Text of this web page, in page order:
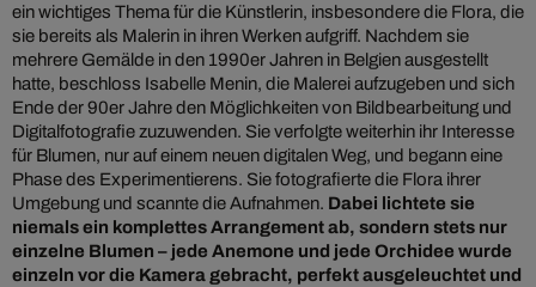
ein wichtiges Thema für die Künstlerin, insbesondere die Flora, die
sie bereits als Malerin in ihren Werken aufgriff. Nachdem sie
mehrere Gemälde in den 1990er Jahren in Belgien ausgestellt
hatte, beschloss Isabelle Menin, die Malerei aufzugeben und sich
Ende der 90er Jahre den Möglichkeiten von Bildbearbeitung und
Digitalfotografie zuzuwenden. Sie verfolgte weiterhin ihr Interesse
für Blumen, nur auf einem neuen digitalen Weg, und begann eine
Phase des Experimentierens. Sie fotografierte die Flora ihrer
Umgebung und scannte die Aufnahmen. Dabei lichtete sie
niemals ein komplettes Arrangement ab, sondern stets nur
einzelne Blumen – jede Anemone und jede Orchidee wurde
einzeln vor die Kamera gebracht, perfekt ausgeleuchtet und